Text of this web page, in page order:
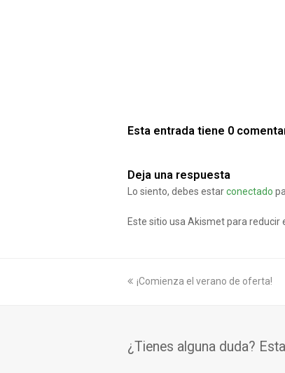
Esta entrada tiene 0
Deja una respuesta
Lo siento, debes estarconectado
Este sitio usa Akismet para reducir
previous
¡Comienza el verano de oferta!
¿Tienes alguna duda?